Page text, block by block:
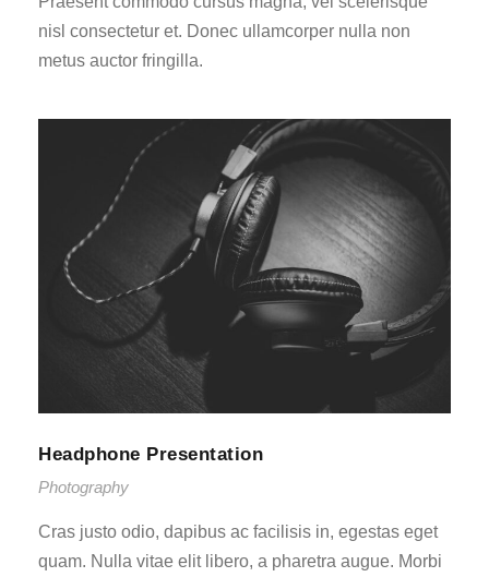
nisl consectetur et. Donec ullamcorper nulla non
metus auctor fringilla.
Headphone Presentation
Photography
Cras justo odio, dapibus ac facilisis in, egestas eget
quam. Nulla vitae elit libero, a pharetra augue. Morbi